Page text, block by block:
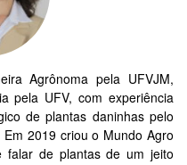
Agrônoma pela UFVJM,
pela UFV, com experiência
de plantas daninhas pelo
2019 criou o Mundo Agro
falar de plantas de um jeito